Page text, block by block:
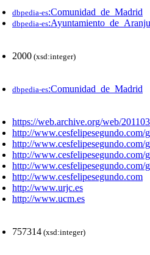
dbpedia-es:Comunidad_de_Madrid
dbpedia-es
2000 (xsd:integer)
dbpedia-es:Comunidad_de_Madrid
https://web.archive.org/web/
http://www.cesfelipesegundo.com/
http://www.cesfelipesegundo.com/
http://www.cesfelipesegundo.com/
http://www.cesfelipesegundo.com/
http://www.cesfelipesegundo.com
http://www.urjc.es
http://www.ucm.es
757314 (xsd:integer)